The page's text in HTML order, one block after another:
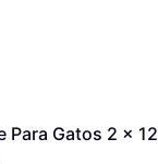
Para Gatos 2 x 12